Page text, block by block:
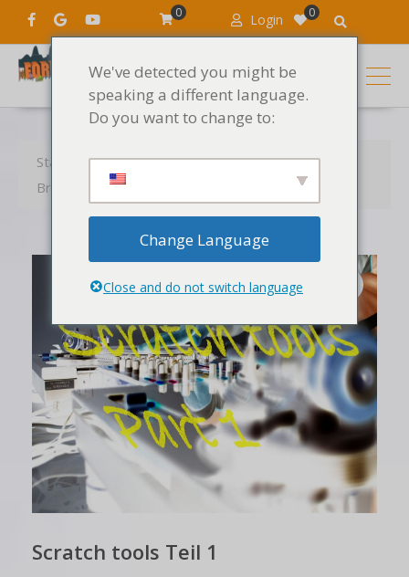
Login 0
0
Startseite Produkte
Die Geräusche
Breakbeats scratch tools
Scratch tools Teil 1
Scratch tools Teil 1
We've detected you might be
speaking a different language.
Do you want to change to:
Change Language
Close and do not switch language